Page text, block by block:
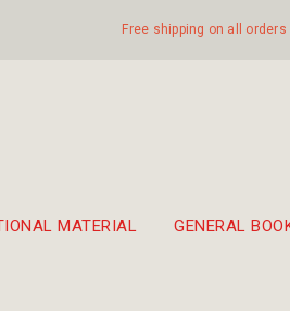
Free shipping on all
MATERIAL GENERAL